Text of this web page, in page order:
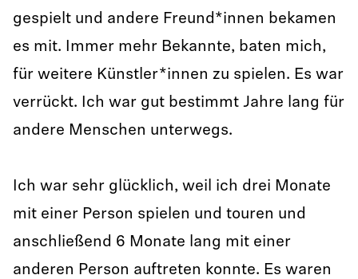
gespielt und andere Freund*innen bekamen
es mit. Immer mehr Bekannte, baten mich,
für weitere Künstler*innen zu spielen. Es war
verrückt. Ich war gut bestimmt Jahre lang für
andere Menschen unterwegs.
Ich war sehr glücklich, weil ich drei Monate
mit einer Person spielen und touren und
anschließend 6 Monate lang mit einer
anderen Person auftreten konnte. Es waren